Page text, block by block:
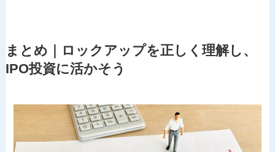
まとめ｜ロックアップを正しく理解し、
IPO投資に活かそう